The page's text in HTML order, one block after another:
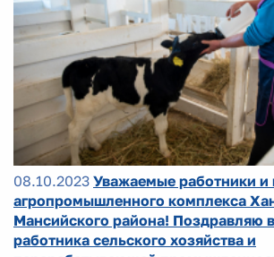
08.10.2023 Уважаемые работники и
агропромышленного комплекса
Мансийского района! Поздравляю
работника сельского хозяйства и